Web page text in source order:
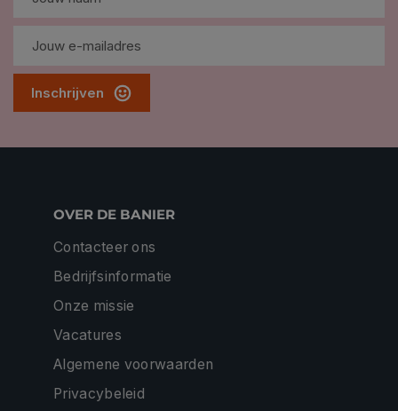
Inschrijven
OVER DE BANIER
Contacteer ons
Bedrijfsinformatie
Onze missie
Vacatures
Algemene voorwaarden
Privacybeleid